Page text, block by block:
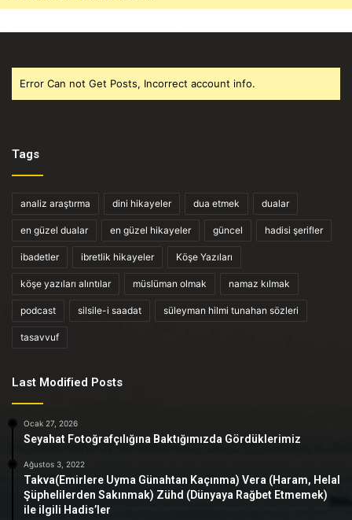
Error Can not Get Posts, Incorrect account info.
Tags
analiz araştırma dini hikayeler dua etmek dualar
en güzel dualar en güzel hikayeler güncel hadisi şerifler
ibadetler ibretlik hikayeler Köşe Yazıları
köşe yazıları alıntılar müslüman olmak namaz kılmak
podcast silsile-i saadat süleyman hilmi tunahan sözleri
tasavvuf
Last Modified Posts
Ocak 27, 2026
Seyahat Fotoğrafçılığına Baktığımızda Gördüklerimiz
Ağustos 3, 2022
Takva(Emirlere Uyma Günahtan Kaçınma) Vera (Haram, Helal
Şüphelilerden Sakınmak) Zühd (Dünyaya Rağbet Etmemek)
ile ilgili Hadis’ler